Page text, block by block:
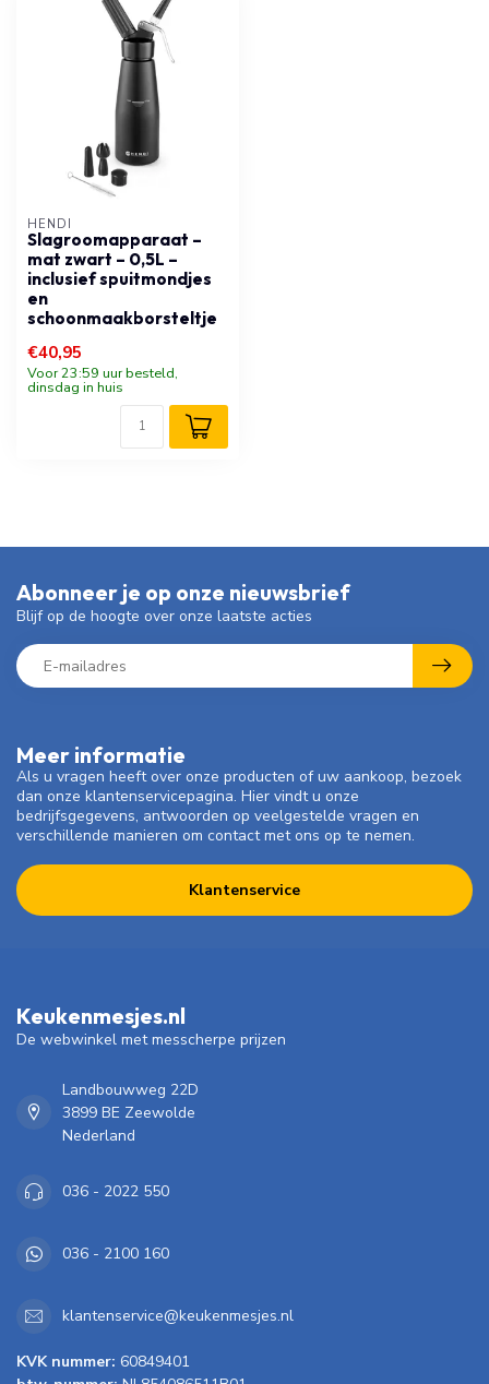
HENDI
Slagroomapparaat –
mat zwart – 0,5L –
inclusief spuitmondjes
en
schoonmaakborsteltje
€40,95
Voor 23:59 uur besteld,
dinsdag in huis
Meer informatie
Als u vragen heeft over onze producten of uw aankoop, bezoek
dan onze klantenservicepagina. Hier vindt u onze
bedrijfsgegevens, antwoorden op veelgestelde vragen en
verschillende manieren om contact met ons op te nemen.
Klantenservice
Abonneer je op onze nieuwsbrief
Blijf op de hoogte over onze laatste acties
Keukenmesjes.nl
De webwinkel met messcherpe prijzen
Landbouwweg 22D
3899 BE Zeewolde
Nederland
036 - 2022 550
036 - 2100 160
klantenservice@keukenmesjes.nl
KVK nummer: 60849401